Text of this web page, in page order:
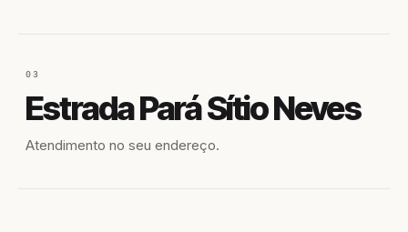
03
Estrada Pará Sítio Neves
Atendimento no seu endereço.